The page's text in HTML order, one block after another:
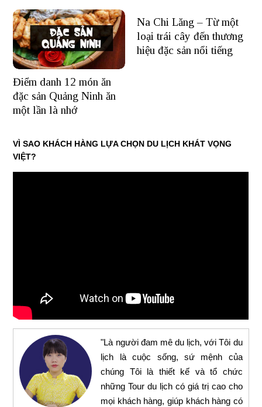
Điểm danh 12 món ăn
đặc sản Quảng Ninh ăn
một lần là nhớ
Na Chi Lăng – Từ một
loại trái cây đến thương
hiệu đặc sản nổi tiếng
VÌ SAO KHÁCH HÀNG LỰA CHỌN DU LỊCH KHÁT VỌNG
VIỆT?
"Là người đam mê du lịch, với Tôi du
lịch là cuộc sống, sứ mệnh của
chúng Tôi là thiết kế và tổ chức
những Tour du lịch có giá trị cao cho
mọi khách hàng, giúp khách hàng có